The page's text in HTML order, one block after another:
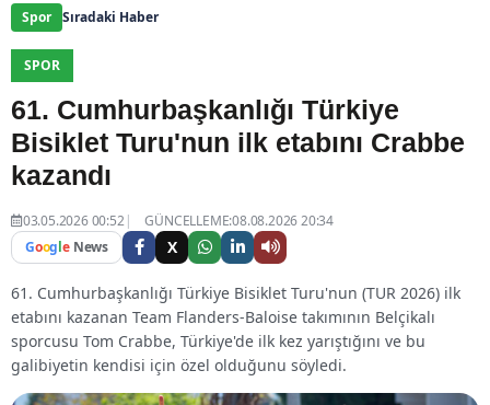
Spor Sıradaki Haber
SPOR
61. Cumhurbaşkanlığı Türkiye
Bisiklet Turu'nun ilk etabını Crabbe
kazandı
03.05.2026 00:52
GÜNCELLEME:08.08.2026 20:34
Google News X
61. Cumhurbaşkanlığı Türkiye Bisiklet Turu'nun (TUR 2026) ilk
etabını kazanan Team Flanders-Baloise takımının Belçikalı
sporcusu Tom Crabbe, Türkiye'de ilk kez yarıştığını ve bu
galibiyetin kendisi için özel olduğunu söyledi.